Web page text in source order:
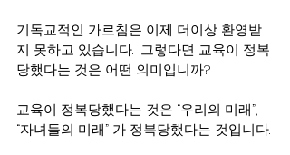
기독교적인 가르침은 이제 더이상 환영받
지 못하고 있습니다.  그렇다면 교육이 정복
당했다는 것은 어떤 의미입니까?
교육이 정복당했다는 것은 “우리의 미래”,
“자녀들의 미래” 가 정복당했다는 것입니다.